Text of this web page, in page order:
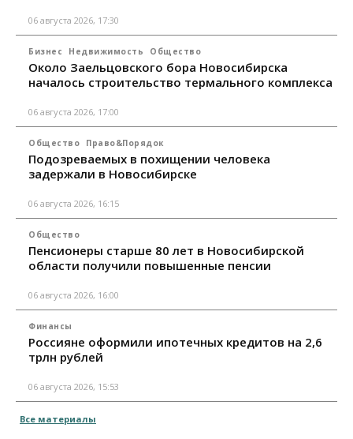
06 августа 2026, 17:30
Бизнес Недвижимость Общество
Около Заельцовского бора Новосибирска
началось строительство термального комплекса
06 августа 2026, 17:00
Общество Право&Порядок
Подозреваемых в похищении человека
задержали в Новосибирске
06 августа 2026, 16:15
Общество
Пенсионеры старше 80 лет в Новосибирской
области получили повышенные пенсии
06 августа 2026, 16:00
Финансы
Россияне оформили ипотечных кредитов на 2,6
трлн рублей
06 августа 2026, 15:53
Все материалы